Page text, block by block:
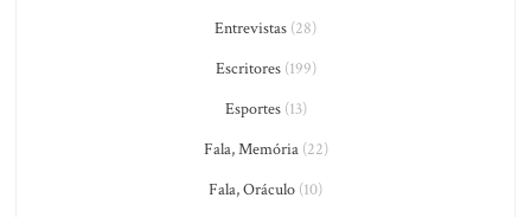
Entrevistas (28)
Escritores(199)
Esportes(13)
Fala, Memória(22)
Fala, Oráculo (10)